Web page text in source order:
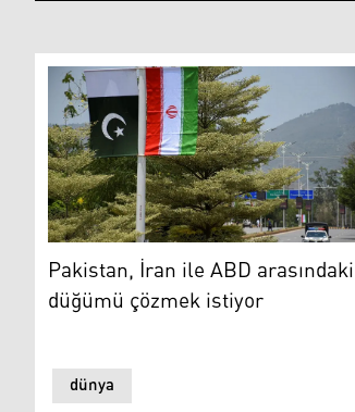
Pakistan, İran ile ABD arasındaki
dünya
Pakistan, İran ile ABD arasındaki
düğümü çözmek istiyor